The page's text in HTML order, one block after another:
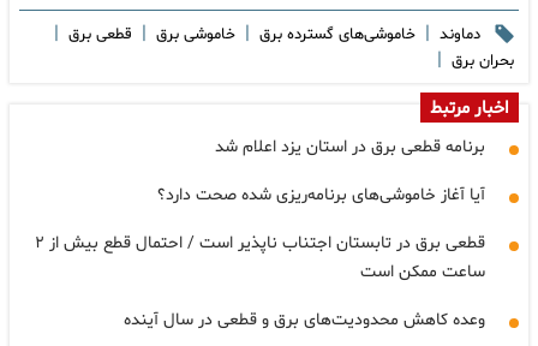
دماوند | خاموشی‌های گسترده برق | خاموشی برق | قطعی برق |
بحران برق |
اخبار مرتبط
برنامه قطعی برق در استان یزد اعلام شد
آیا آغاز خاموشی‌های برنامه‌ریزی شده صحت دارد؟
قطعی برق در تابستان اجتناب ناپذیر است / احتمال قطع بیش از ۲
ساعت ممکن است
وعده کاهش محدودیت‌های برق و قطعی در سال آینده